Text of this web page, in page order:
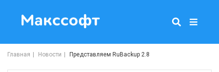
Главная Новости Представляем RuBackup 2.8